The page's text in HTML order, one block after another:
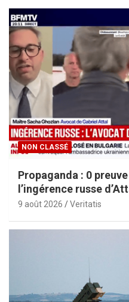
NON CLASSÉ
Propaganda : 0
l’ingérence russe
9 août 2026 Veritatis